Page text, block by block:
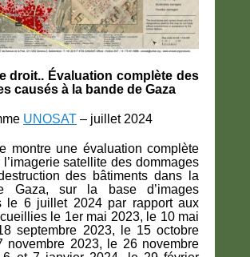
droit.. Évaluation complète des
causés à la bande de Gaza
UNOSAT – juillet 2024
montre une évaluation complète
l’imagerie satellite des dommages
des bâtiments dans la
Gaza, sur la base d’images
le 6 juillet 2024 par rapport aux
le 1er mai 2023, le 10 mai
septembre 2023, le 15 octobre
novembre 2023, le 26 novembre